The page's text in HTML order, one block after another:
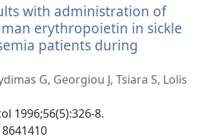
with administration of
erythropoietin in sickle
patients during
G, Georgiou J, Tsiara S, Lolis
1996;56(5):326-8.